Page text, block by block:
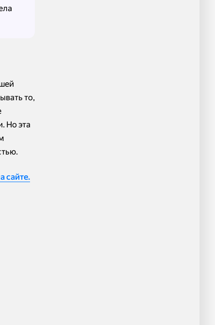
то,
Но эта
сайте.